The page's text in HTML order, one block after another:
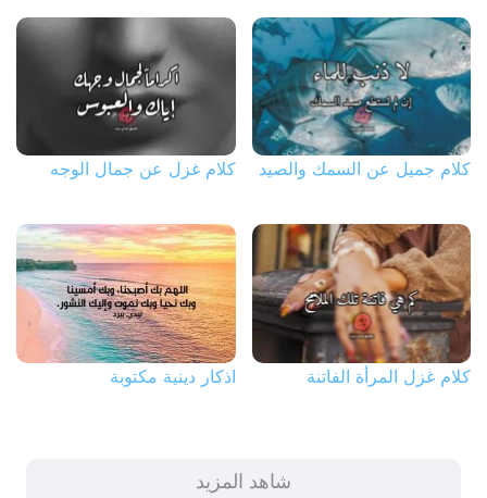
كلام جميل عن السمك والصيد كلام غزل عن جمال الوجه
كلام غزل المرأة الفاتنة اذكار دينية مكتوبة
شاهد المزيد